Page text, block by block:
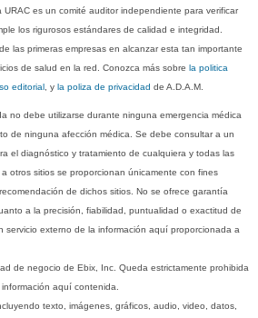
URAC es un comité auditor independiente para verificar
los rigurosos estándares de calidad e integridad.
las primeras empresas en alcanzar esta tan importante
de salud en la red. Conozca más sobrela politica
editorial , yla poliza de privacidad de A.D.A.M.
no debe utilizarse durante ninguna emergencia médica
de ninguna afección médica. Se debe consultar a un
el diagnóstico y tratamiento de cualquiera y todas las
otros sitios se proporcionan únicamente con fines
de dichos sitios. No se ofrece garantía
a la precisión, fiabilidad, puntualidad o exactitud de
servicio externo de la información aquí proporcionada a
de negocio de Ebix, Inc. Queda estrictamente prohibida
aquí contenida.
texto, imágenes, gráficos, audio, video, datos,